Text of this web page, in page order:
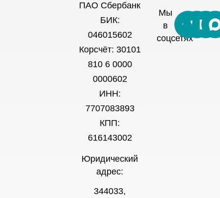
ПАО Сбербанк
БИК:
046015602
Корсчёт: 30101
810 6 0000
0000602
ИНН:
7707083893
КПП:
616143002
Юридический
адрес:
344033,
Мы
в
соцсетях